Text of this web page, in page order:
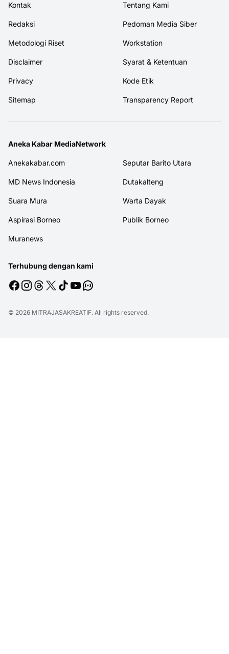
Kontak Tentang Kami
Redaksi Pedoman Media Siber
Metodologi Riset Workstation
Disclaimer Syarat & Ketentuan
Privacy Kode Etik
Sitemap Transparency Report
Aneka Kabar MediaNetwork
Anekakabar.com Seputar Barito Utara
MD News Indonesia Dutakalteng
Suara Mura Warta Dayak
Aspirasi Borneo Publik Borneo
Muranews
Terhubung dengan kami
© 2026 MITRAJASAKREATIF. All rights reserved.